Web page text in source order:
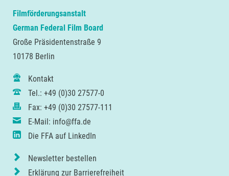
Filmförderungsanstalt
German Federal Film Board
Große Präsidentenstraße 9
10178 Berlin
Kontakt
Tel.: +49 (0)30 27577-0
Fax: +49 (0)30 27577-111
E-Mail: info@ffa.de
Die FFA auf LinkedIn
Newsletter bestellen
Erklärung zur Barrierefreiheit